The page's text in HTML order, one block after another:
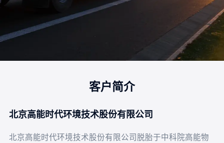
客户简介
北京高能时代环境技术股份有限公司
北京高能时代环境技术股份有限公司脱胎于中科院高能物